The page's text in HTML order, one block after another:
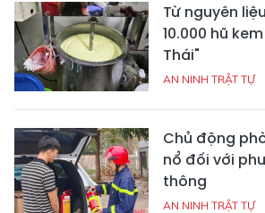
Từ nguyên
10.000 hũ
Thái"
AN NINH TRẬT TỰ
Chủ động
nổ đối với
thông
AN NINH TRẬT TỰ